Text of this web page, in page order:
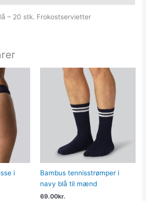
– 20 stk. Frokostservietter
i
Bambus tennisstrømper i
navy blå til mænd
69.00kr.